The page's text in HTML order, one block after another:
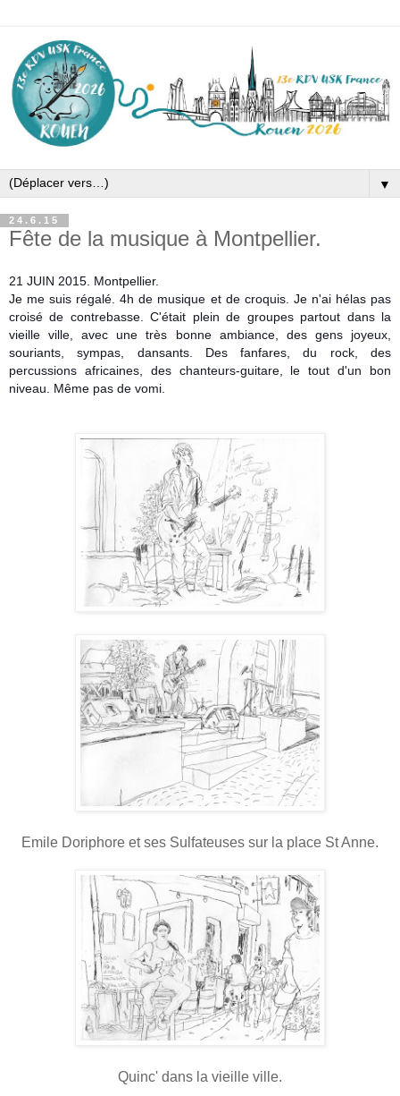
▼
24.6.15
Fête de la musique à Montpellier.
21 JUIN 2015. Montpellier.
Je me suis régalé. 4h de musique et de croquis. Je n'ai hélas pas
croisé de contrebasse. C'était plein de groupes partout dans la
vieille ville, avec une très bonne ambiance, des gens joyeux,
souriants, sympas, dansants. Des fanfares, du rock, des
percussions africaines, des chanteurs-guitare, le tout d'un bon
niveau. Même pas de vomi.
Emile Doriphore et ses Sulfateuses sur la place St Anne.
Quinc' dans la vieille ville.